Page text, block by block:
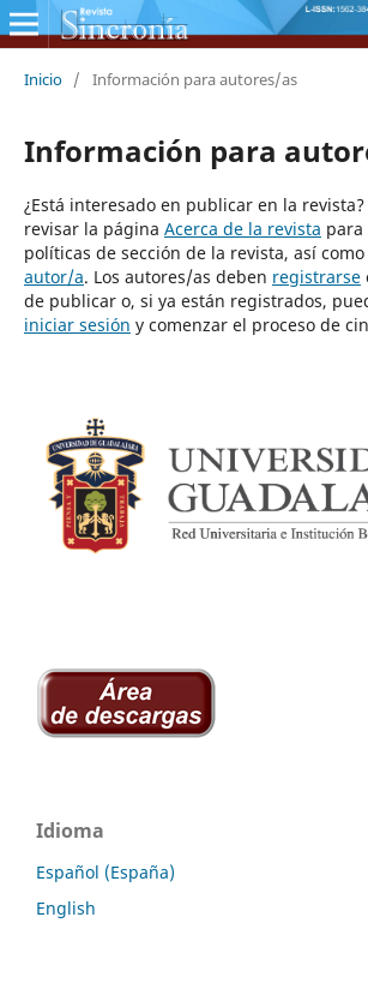
Inicio / Información para autores/as
Información para
¿Está interesado en publicar en la
revisar la página Acerca de la revista para
políticas de sección de la revista, así como
autor/a. Los autores/as deben registrarse
de publicar o, si ya están registrados,
iniciar sesión y comenzar el proceso de
Idioma
Español (España)
English